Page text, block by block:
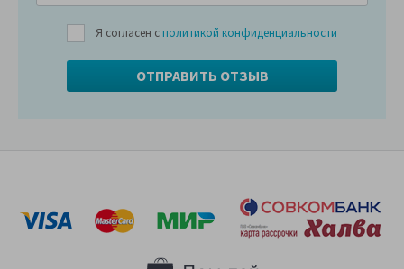
Я согласен с политикой конфиденциальности